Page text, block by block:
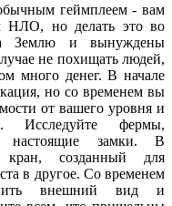
геймплеем - вам
НЛО, но делать это во
Землю и вынуждены
не похищать людей,
много денег. В начале
но со временем вы
от вашего уровня и
Исследуйте фермы,
замки. В
кран, созданный для
в другое. Со временем
внешний вид и